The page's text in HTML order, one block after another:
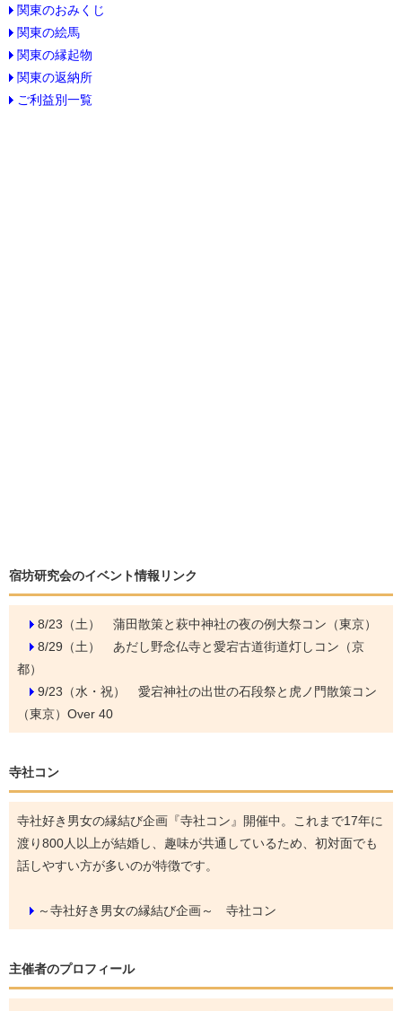
関東のおみくじ
関東の絵馬
関東の縁起物
関東の返納所
ご利益別一覧
宿坊研究会のイベント情報リンク
8/23（土） 蒲田散策と萩中神社の夜の例大祭コン（東京）
8/29（土） あだし野念仏寺と愛宕古道街道灯しコン（京
都）
9/23（水・祝） 愛宕神社の出世の石段祭と虎ノ門散策コン
（東京）Over 40
寺社コン
寺社好き男女の縁結び企画『寺社コン』開催中。これまで17年に
渡り800人以上が結婚し、趣味が共通しているため、初対面でも
話しやすい方が多いのが特徴です。
～寺社好き男女の縁結び企画～ 寺社コン
主催者のプロフィール